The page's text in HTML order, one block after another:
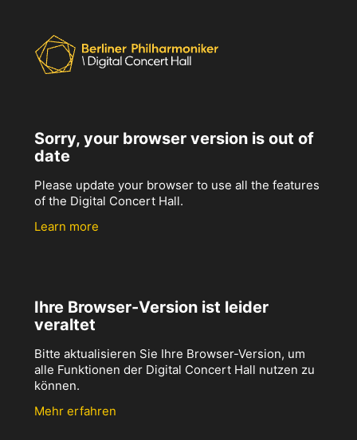
Sorry, your browser version is out of
date
Please update your browser to use all the features
of the Digital Concert Hall.
Learn more
Ihre Browser-Version ist leider
veraltet
Bitte aktualisieren Sie Ihre Browser-Version, um
alle Funktionen der Digital Concert Hall nutzen zu
können.
Mehr erfahren